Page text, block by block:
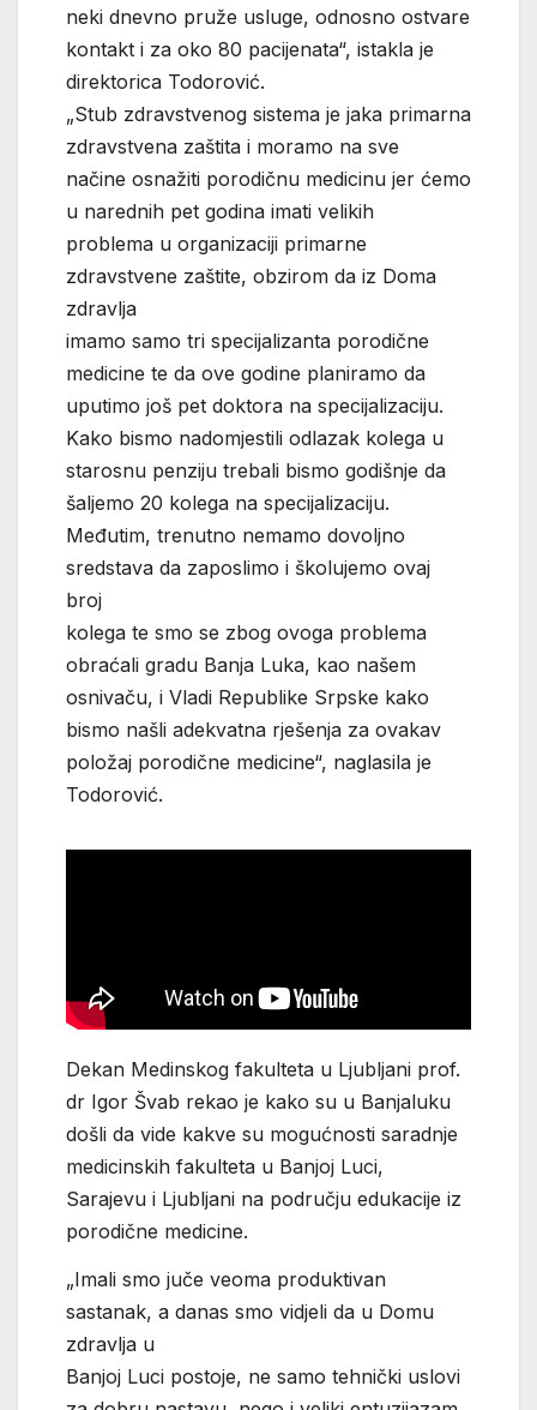
neki dnevno pruže usluge, odnosno ostvare
kontakt i za oko 80 pacijenata“, istakla je
direktorica Todorović.
„Stub zdravstvenog sistema je jaka primarna
zdravstvena zaštita i moramo na sve
načine osnažiti porodičnu medicinu jer ćemo
u narednih pet godina imati velikih
problema u organizaciji primarne
zdravstvene zaštite, obzirom da iz Doma
zdravlja
imamo samo tri specijalizanta porodične
medicine te da ove godine planiramo da
uputimo još pet doktora na specijalizaciju.
Kako bismo nadomjestili odlazak kolega u
starosnu penziju trebali bismo godišnje da
šaljemo 20 kolega na specijalizaciju.
Međutim, trenutno nemamo dovoljno
sredstava da zaposlimo i školujemo ovaj
broj
kolega te smo se zbog ovoga problema
obraćali gradu Banja Luka, kao našem
osnivaču, i Vladi Republike Srpske kako
bismo našli adekvatna rješenja za ovakav
položaj porodične medicine“, naglasila je
Todorović.
Dekan Medinskog fakulteta u Ljubljani prof.
dr Igor Švab rekao je kako su u Banjaluku
došli da vide kakve su mogućnosti saradnje
medicinskih fakulteta u Banjoj Luci,
Sarajevu i Ljubljani na području edukacije iz
porodične medicine.
„Imali smo juče veoma produktivan
sastanak, a danas smo vidjeli da u Domu
zdravlja u
Banjoj Luci postoje, ne samo tehnički uslovi